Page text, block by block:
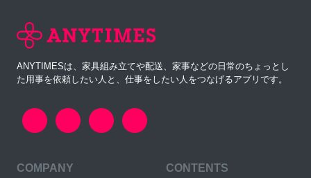
ANYTIMESは、家具組み立てや配送、家事などの日常のちょっとし
た用事を依頼したい人と、仕事をしたい人をつなげるアプリです。
COMPANY CONTENTS